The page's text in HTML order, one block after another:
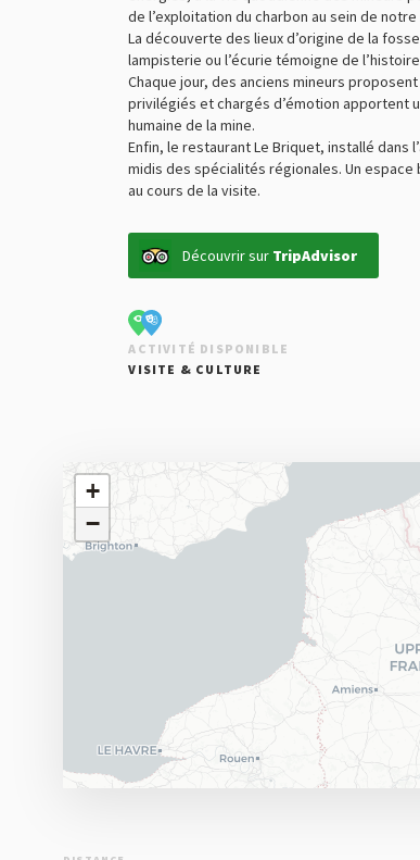
de l’exploitation du charbon au sein de
La découverte des lieux d’origine de la
lampisterie ou l’écurie témoigne de
Chaque jour, des anciens mineurs
privilégiés et chargés d’émotion apportent
humaine de la mine.
Enfin, le restaurant Le Briquet, installé dans
midis des spécialités régionales. Un
au cours de la visite.
Découvrir sur TripAdvisor
ACTIVITÉ DISPONIBLE
VISITE & CULTURE
+
−